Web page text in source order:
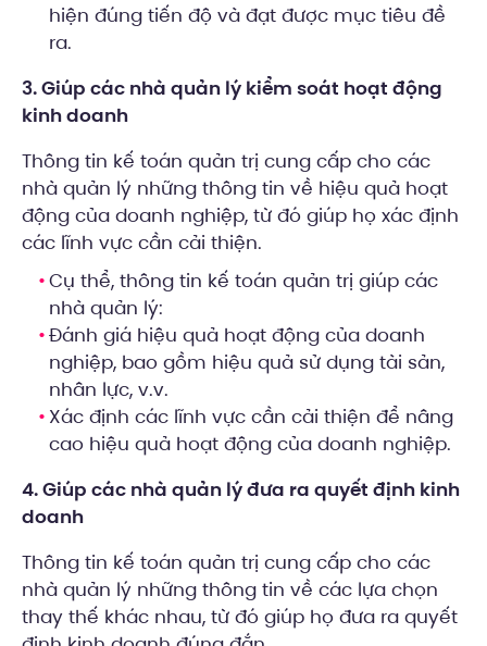
hiện đúng tiến độ và đạt được mục tiêu đề
ra.
3. Giúp các nhà quản lý kiểm soát hoạt động
kinh doanh
Thông tin kế toán quản trị cung cấp cho các
nhà quản lý những thông tin về hiệu quả hoạt
động của doanh nghiệp, từ đó giúp họ xác định
các lĩnh vực cần cải thiện.
Cụ thể, thông tin kế toán quản trị giúp các
nhà quản lý:
Đánh giá hiệu quả hoạt động của doanh
nghiệp, bao gồm hiệu quả sử dụng tài sản,
nhân lực, v.v.
Xác định các lĩnh vực cần cải thiện để nâng
cao hiệu quả hoạt động của doanh nghiệp.
4. Giúp các nhà quản lý đưa ra quyết định kinh
doanh
Thông tin kế toán quản trị cung cấp cho các
nhà quản lý những thông tin về các lựa chọn
thay thế khác nhau, từ đó giúp họ đưa ra quyết